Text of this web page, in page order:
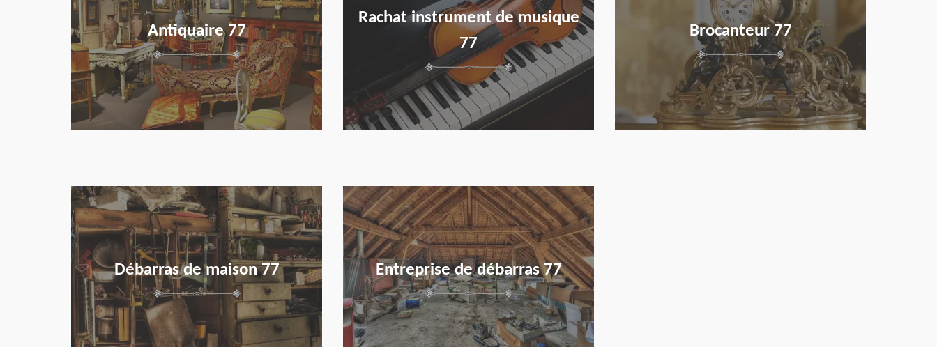
Antiquaire 77
Rachat instrument de musique
77
Brocanteur 77
Débarras de maison 77
en savoir plus
Entreprise de débarras 77
en savoir plus